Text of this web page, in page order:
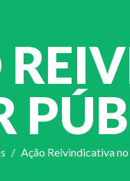
Ação Reivindicativa